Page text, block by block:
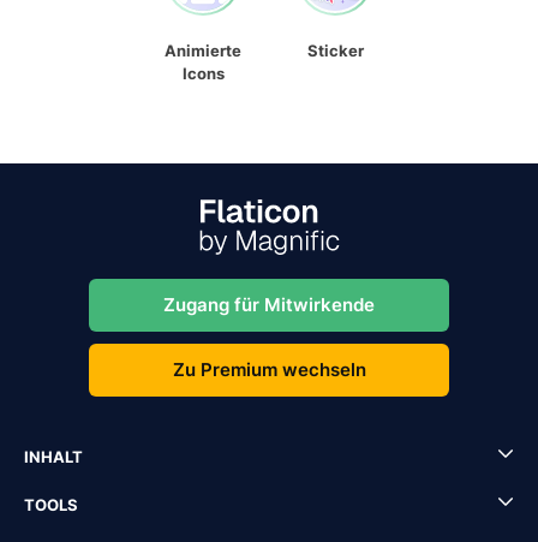
Animierte
Icons
Sticker
Zugang für Mitwirkende
Zu Premium wechseln
INHALT
TOOLS